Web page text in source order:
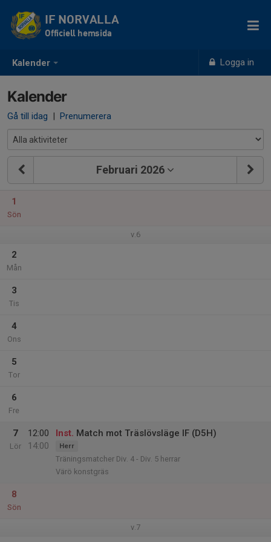
Kalender Logga in
IF NORVALLA
Officiell hemsida
Kalender
Gå till idag | Prenumerera
Februari 2026
1
Sön
v.6
2
Mån
3
Tis
4
Ons
5
Tor
6
Fre
7
Lör
12:00
14:00
Inst. Match mot Träslövsläge IF (D5H)
Herr
Träningsmatcher Div. 4 - Div. 5 herrar
Värö konstgräs
8
Sön
v.7